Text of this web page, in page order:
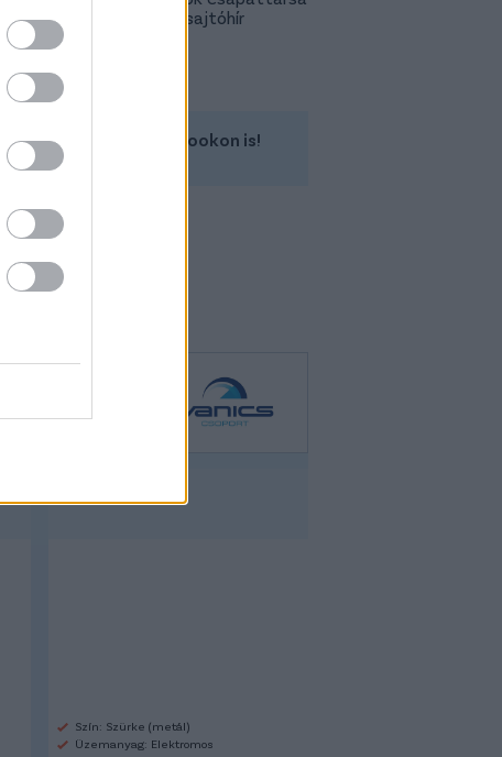
is lehet - sajtóhír
Kövess minket a Facebookon is!
Szín: Szürke (metál)
Üzemanyag: Elektromos